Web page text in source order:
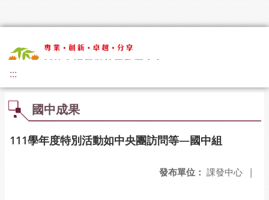
:::
國中成果
111學年度特別活動如中央團訪問等—國中組
發布單位： 課發中心 |